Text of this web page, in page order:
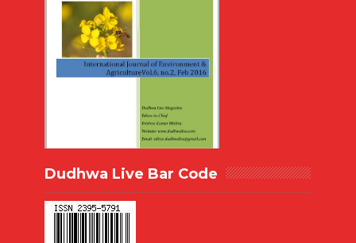
Dudhwa Live Bar Code